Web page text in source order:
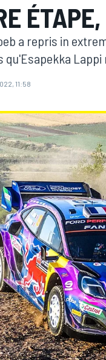
a repris in
qu'Esapekka
11:58